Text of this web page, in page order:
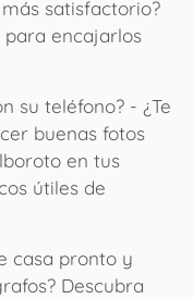
satisfactorio?
para encajarlos
su teléfono? - ¿Te
buenas fotos
en tus
útiles de
casa pronto y
Descubra